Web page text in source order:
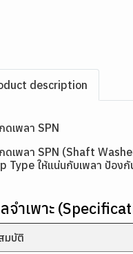
description
ดเพลา SPN
ดเพลา SPN (Shaft
Type ให้แน่นกับเพลา ป้อง
จำเพาะ
บัติ